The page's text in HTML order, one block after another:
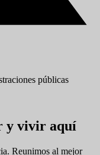
públicas
y vivir aquí
Reunimos al mejor